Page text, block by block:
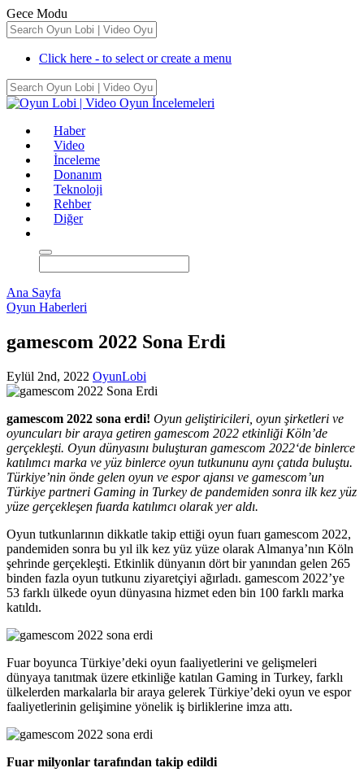
Gece Modu
Click here - to select or create a menu
Haber
Video
İnceleme
Donanım
Teknoloji
Rehber
Diğer
Ana Sayfa
Oyun Haberleri
gamescom 2022 Sona Erdi
Eylül 2nd, 2022 OyunLobi
gamescom 2022 sona erdi! Oyun geliştiricileri, oyun şirketleri ve
oyuncuları bir araya getiren gamescom 2022 etkinliği Köln’de
gerçekleşti. Oyun dünyasını buluşturan gamescom 2022‘de binlerce
katılımcı marka ve yüz binlerce oyun tutkununu aynı çatıda buluştu.
Türkiye’nin önde gelen oyun ve espor ajansı ve gamescom’un
Türkiye partneri Gaming in Turkey de pandemiden sonra ilk kez yüz
yüze gerçekleşen fuarda katılımcı olarak yer aldı.
Oyun tutkunlarının dikkatle takip ettiği oyun fuarı gamescom 2022,
pandemiden sonra bu yıl ilk kez yüz yüze olarak Almanya’nın Köln
şehrinde gerçekleşti. Etkinlik dünyanın dört bir yanından gelen 265
binden fazla oyun tutkunu ziyaretçiyi ağırladı. gamescom 2022’ye
53 farklı ülkede oyun dünyasına hizmet eden bin 100 farklı marka
katıldı.
Fuar boyunca Türkiye’deki oyun faaliyetlerini ve gelişmeleri
dünyaya tanıtmak üzere etkinliğe katılan Gaming in Turkey, farklı
ülkelerden markalarla bir araya gelerek Türkiye’deki oyun ve espor
faaliyetlerinin gelişimine yönelik iş birliklerine imza attı.
Fuar milyonlar tarafından takip edildi